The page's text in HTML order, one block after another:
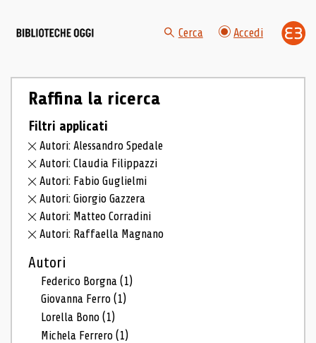
Cerca Accedi
Raffina la ricerca
Filtri applicati
Autori: Alessandro Spedale
Autori: Claudia Filippazzi
Autori: Fabio Guglielmi
Autori: Giorgio Gazzera
Autori: Matteo Corradini
Autori: Raffaella Magnano
Autori
Federico Borgna(1)
Giovanna Ferro(1)
Lorella Bono(1)
Michela Ferrero(1)